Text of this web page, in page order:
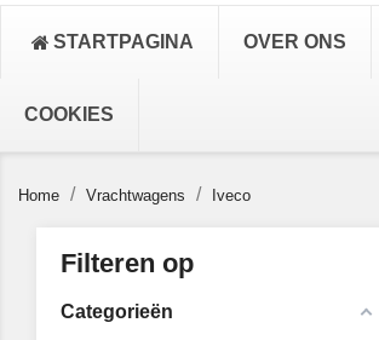
STARTPAGINA OVER ONS
COOKIES
Home Vrachtwagens Iveco
Filteren op
Categorieën